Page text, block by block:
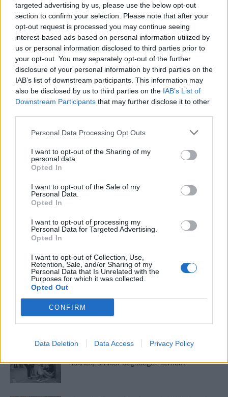
targeted advertising by us, please use the below opt-out
section to confirm your selection. Please note that after your
opt-out request is processed you may continue seeing
interest-based ads based on personal information utilized by
us or personal information disclosed to third parties prior to
your opt-out. You may separately opt-out of the further
disclosure of your personal information by third parties on the
IAB’s list of downstream participants. This information may
also be disclosed by us to third parties on the IAB’s List of
Downstream Participants that may further disclose it to other
Personal Data Processing Opt Outs
I want to opt-out of the Sharing of my
personal data.
Opted In
I want to opt-out of the Sale of my
Personal Data.
Opted In
I want to opt-out of processing my
Personal Data for Targeted Advertising.
Opted In
I want to opt-out of Collection, Use,
Retention, Sale, and/or Sharing of my
Personal Data that Is Unrelated with the
Purposes for which it was collected.
Opted Out
CONFIRM
Data Deletion Data Access Privacy Policy
Notify me of new posts by email.
- Advertisement -
46,301 Rajongók
13,262 Követő
nőknek, amikor segítséget kérnek?